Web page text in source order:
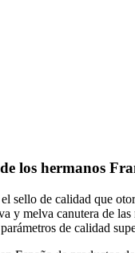
los hermanos
sello de calidad que
y melva canutera de las
de calidad